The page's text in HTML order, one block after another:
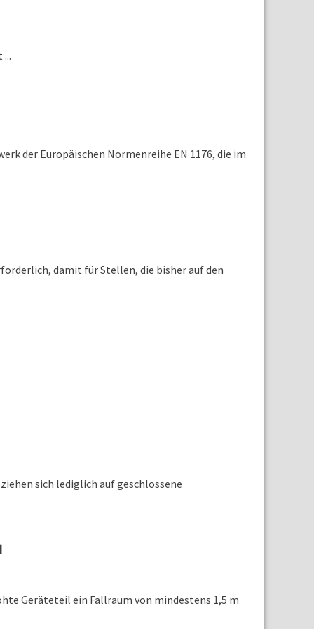
der Europäischen Normenreihe EN 1176, die im
damit für Stellen, die bisher auf den
sich lediglich auf geschlossene
Geräteteil ein Fallraum von mindestens 1,5 m